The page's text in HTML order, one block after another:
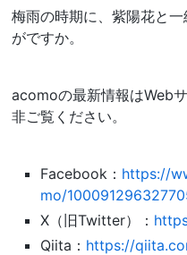
梅雨の時期に、紫陽花と
がですか。
acomoの最新情報はWeb
非ご覧ください。
Facebook： https://
mo/
X（旧Twitter）：
Qiita： https://